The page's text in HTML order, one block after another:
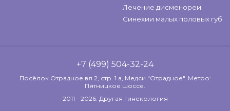
Лечение дисменореи
Синехии малых половых губ
+7 (499) 504-32-24
Посёлок Отрадное вл 2, стр. 1 а, Медси "Отрадное". Метро:
Пятницкое шоссе.
2011 - 2026. Другая гинекология